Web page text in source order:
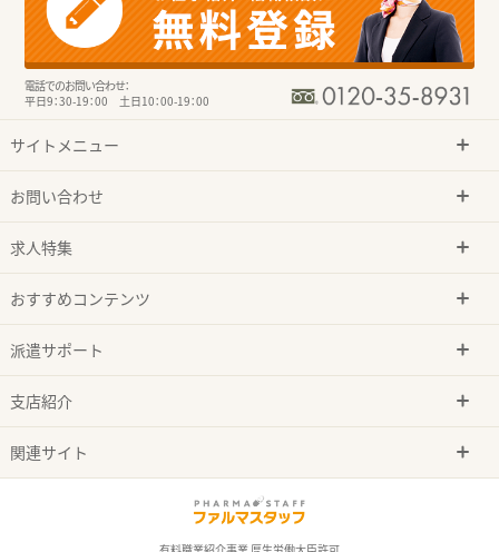
電話でのお問い合わせ：
平日9：30-19：00 土日10：00-19：00
サイトメニュー
お問い合わせ
求人特集
おすすめコンテンツ
派遣サポート
支店紹介
関連サイト